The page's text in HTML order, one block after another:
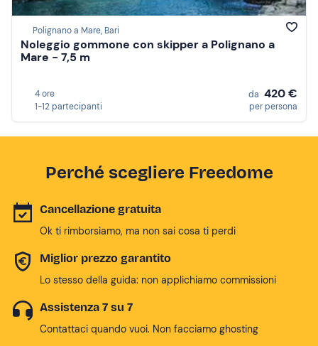
Polignano a Mare, Bari
Noleggio gommone con skipper a Polignano a
Mare - 7,5 m
4 ore
1-12 partecipanti
da 420 €
per persona
Perché scegliere Freedome
Cancellazione gratuita
Ok ti rimborsiamo, ma non sai cosa ti perdi
Miglior prezzo garantito
Lo stesso della guida: non applichiamo commissioni
Assistenza 7 su 7
Contattaci quando vuoi. Non facciamo ghosting